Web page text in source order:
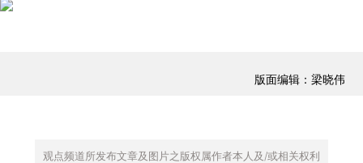
版面编辑：梁晓伟
观点频道所发布文章及图片之版权属作者本人及/或相关权利